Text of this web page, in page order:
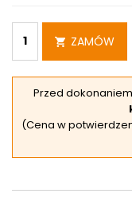
ZAMÓW
Przed
(Cena w